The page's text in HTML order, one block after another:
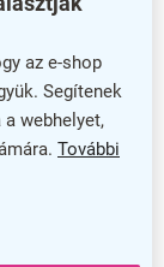
az e-shop
Segítenek
webhelyet,
További
is, és
bizalmat.
táblát